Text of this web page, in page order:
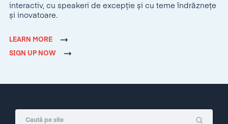
interactiv, cu speakeri de excepție și cu teme îndrăznețe
și inovatoare.
LEARN MORE
SIGN UP NOW